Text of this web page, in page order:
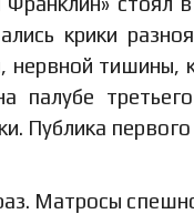
крики
тишины,
Публика
Матросы